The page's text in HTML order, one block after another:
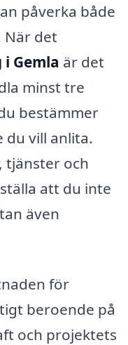
påverka både
När det
Gemla är det
minst tre
bestämmer
du vill anlita.
tjänster och
att du inte
även
för
beroende på
och projektets